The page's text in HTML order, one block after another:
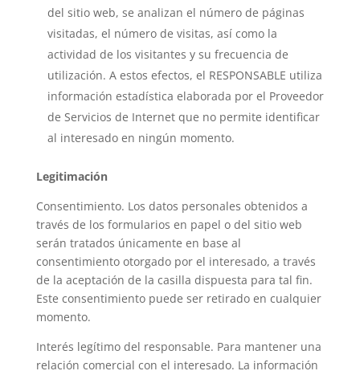
del sitio web, se analizan el número de páginas
visitadas, el número de visitas, así como la
actividad de los visitantes y su frecuencia de
utilización. A estos efectos, el RESPONSABLE utiliza
información estadística elaborada por el Proveedor
de Servicios de Internet que no permite identificar
al interesado en ningún momento.
Legitimación
Consentimiento. Los datos personales obtenidos a
través de los formularios en papel o del sitio web
serán tratados únicamente en base al
consentimiento otorgado por el interesado, a través
de la aceptación de la casilla dispuesta para tal fin.
Este consentimiento puede ser retirado en cualquier
momento.
Interés legítimo del responsable. Para mantener una
relación comercial con el interesado. La información